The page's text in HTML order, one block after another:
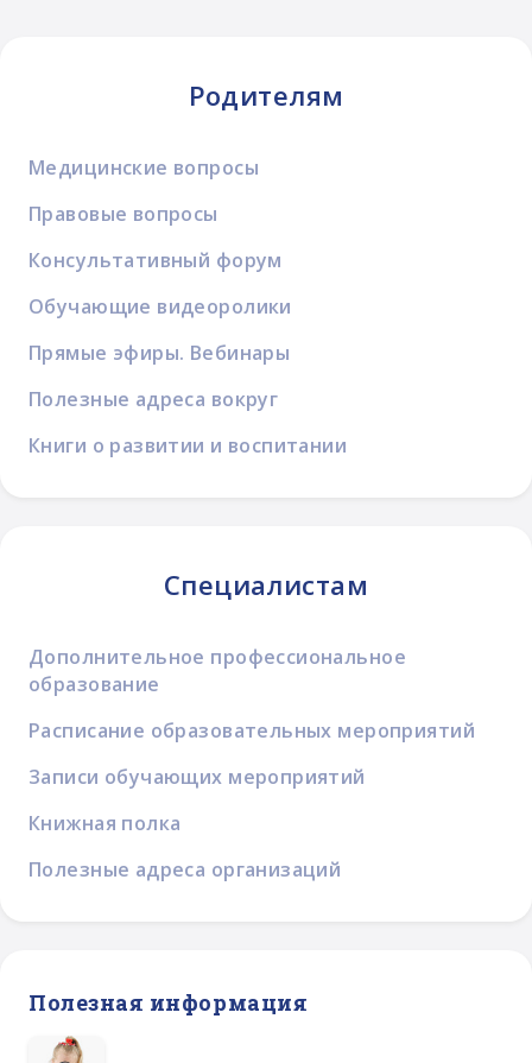
Родителям
Медицинские вопросы
Правовые вопросы
Консультативный форум
Обучающие видеоролики
Прямые эфиры. Вебинары
Полезные адреса вокруг
Книги о развитии и воспитании
Специалистам
Дополнительное профессиональное
образование
Расписание образовательных мероприятий
Записи обучающих мероприятий
Книжная полка
Полезные адреса организаций
Полезная информация